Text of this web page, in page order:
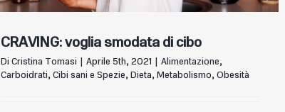
CRAVING: voglia smodata di cibo
Di Cristina Tomasi | Aprile 5th, 2021 | Alimentazione,
Carboidrati, Cibi sani e Spezie, Dieta, Metabolismo, Obesità